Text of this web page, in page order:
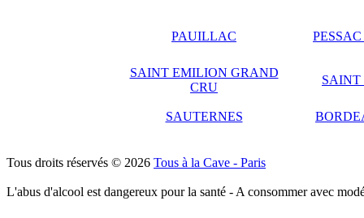
PAUILLAC
SAINT EMILION GRAND
CRU
SAINT
SAUTERNES
Tous droits réservés © 2026 Tous à la Cave - Paris
L'abus d'alcool est dangereux pour la santé - A consommer avec